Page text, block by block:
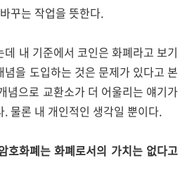
꾸는 작업을 뜻한다.
내 기준에서 코인은 화폐라고 보기
을 도입하는 것은 문제가 있다고 본
념으로 교환소가 더 어울리는 얘기가
물론 내 개인적인 생각일 뿐이다.
호화폐는 화폐로서의 가치는 없다고